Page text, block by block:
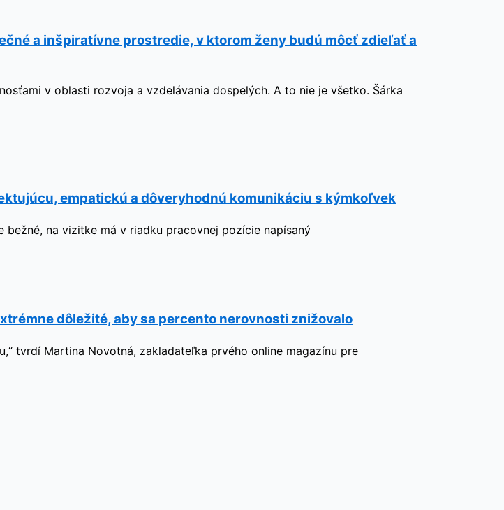
a inšpiratívne prostredie, v ktorom ženy budú môcť zdieľať a
v oblasti rozvoja a vzdelávania dospelých. A to nie je všetko. Šárka
empatickú a dôveryhodnú komunikáciu s kýmkoľvek
na vizitke má v riadku pracovnej pozície napísaný
dôležité, aby sa percento nerovnosti znižovalo
tvrdí Martina Novotná, zakladateľka prvého online magazínu pre